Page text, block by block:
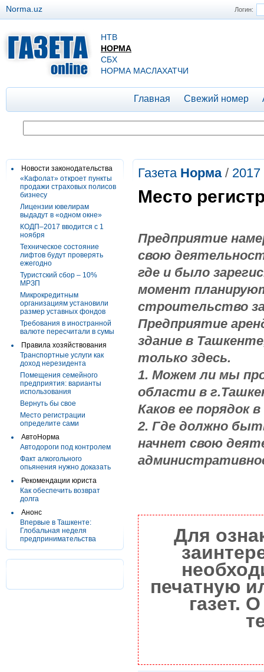
Логин:
Norma.uz
НТВ
НОРМА
СБХ
НОРМА МАСЛАХАТЧИ
Главная Свежий номер
Новости законодательства
«Кафолат» откроет пункты
продажи страховых полисов
бизнесу
Лицензии ювелирам
выдадут в «одном окне»
КОДП–2017 вводится с 1
ноября
Техническое состояние
лифтов будут проверять
ежегодно
Туристский сбор – 10%
МРЗП
Микрокредитным
организациям установили
размер уставных фондов
Требования в иностранной
валюте пересчитали в сумы
Правила хозяйствования
Транспортные услуги как
доход нерезидента
Помещения семейного
предприятия: варианты
использования
Вернуть бы свое
Место регистрации
определите сами
АвтоНорма
Автодороги под контролем
Факт алкогольного
опьянения нужно доказать
Рекомендации юриста
Как обеспечить возврат
долга
Анонс
Впервые в Ташкенте:
Глобальная неделя
предпринимательства
Газета Норма/ 2017
Место
Предприятие
свою
где и было
момент
строительство
Предприятие
здание в
только здесь.
1. Можем ли мы
области в
Каков ее порядок
2. Где должно
начнет свою
Для
печатную
газет.